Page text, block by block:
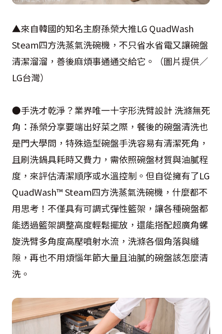
▲來自韓國的知名主廚孫榮大推LG QuadWash
Steam四方洗蒸氣洗碗機，不只省水省電又讓碗盤
清潔溜溜，善後麻煩事通通交給它。（圖片提供／
LG台灣）
●手洗才乾淨？業界唯一十字形洗臂設計 洗滌無死
角：孫榮分享要端出好菜之際，餐後的碗盤清洗也
是門大學問，特殊造型碗盤手洗容易有清潔死角，
且刷洗鍋具耗時又費力，需依照碗盤材質與油膩程
度，來評估清潔順序或水溫控制。但自從擁有了LG
QuadWash™ Steam四方洗蒸氣洗碗機，什麼都不
用思考！不僅具有可調式彈性籃架，讓各種碗盤都
能透過籃架調整高度輕鬆擺放，還能搭配超廣角螺
旋洗臂多角度高壓噴射水流，洗滌各個角落與縫
隙，再也不用煩惱年節大量且油膩的碗盤該怎麼清
洗。